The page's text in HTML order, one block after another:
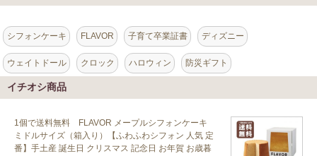
シフォンケーキ FLAVOR 子育て卒業証書 ディズニー
ウェイトドール クロック ハロウィン 防災ギフト
イチオシ商品
1個で送料無料 FLAVOR メープルシフォンケーキ
ミドルサイズ（箱入り）【ふわふわシフォン 人気 定
番】手土産 誕生日 クリスマス 記念日 お年賀 お歳暮